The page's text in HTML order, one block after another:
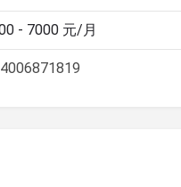
- 7000 元/月
4006871819